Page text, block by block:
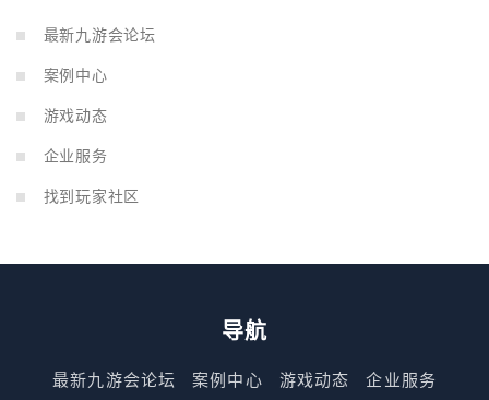
最新九游会论坛
案例中心
游戏动态
企业服务
找到玩家社区
导航
最新九游会论坛 案例中心 游戏动态
企业服务